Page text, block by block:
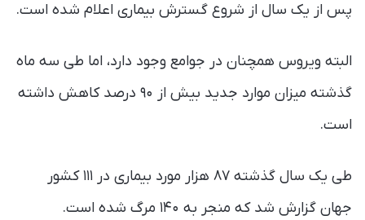
پس از یک سال از شروع گسترش بیماری اعلام شده است.
البته ویروس همچنان در جوامع وجود دارد، اما طی سه ماه
گذشته میزان موارد جدید بیش از ۹۰ درصد کاهش داشته
است.
طی یک سال گذشته ۸۷ هزار مورد بیماری در ۱۱۱ کشور
جهان گزارش شد که منجر به ۱۴۰ مرگ شده است.